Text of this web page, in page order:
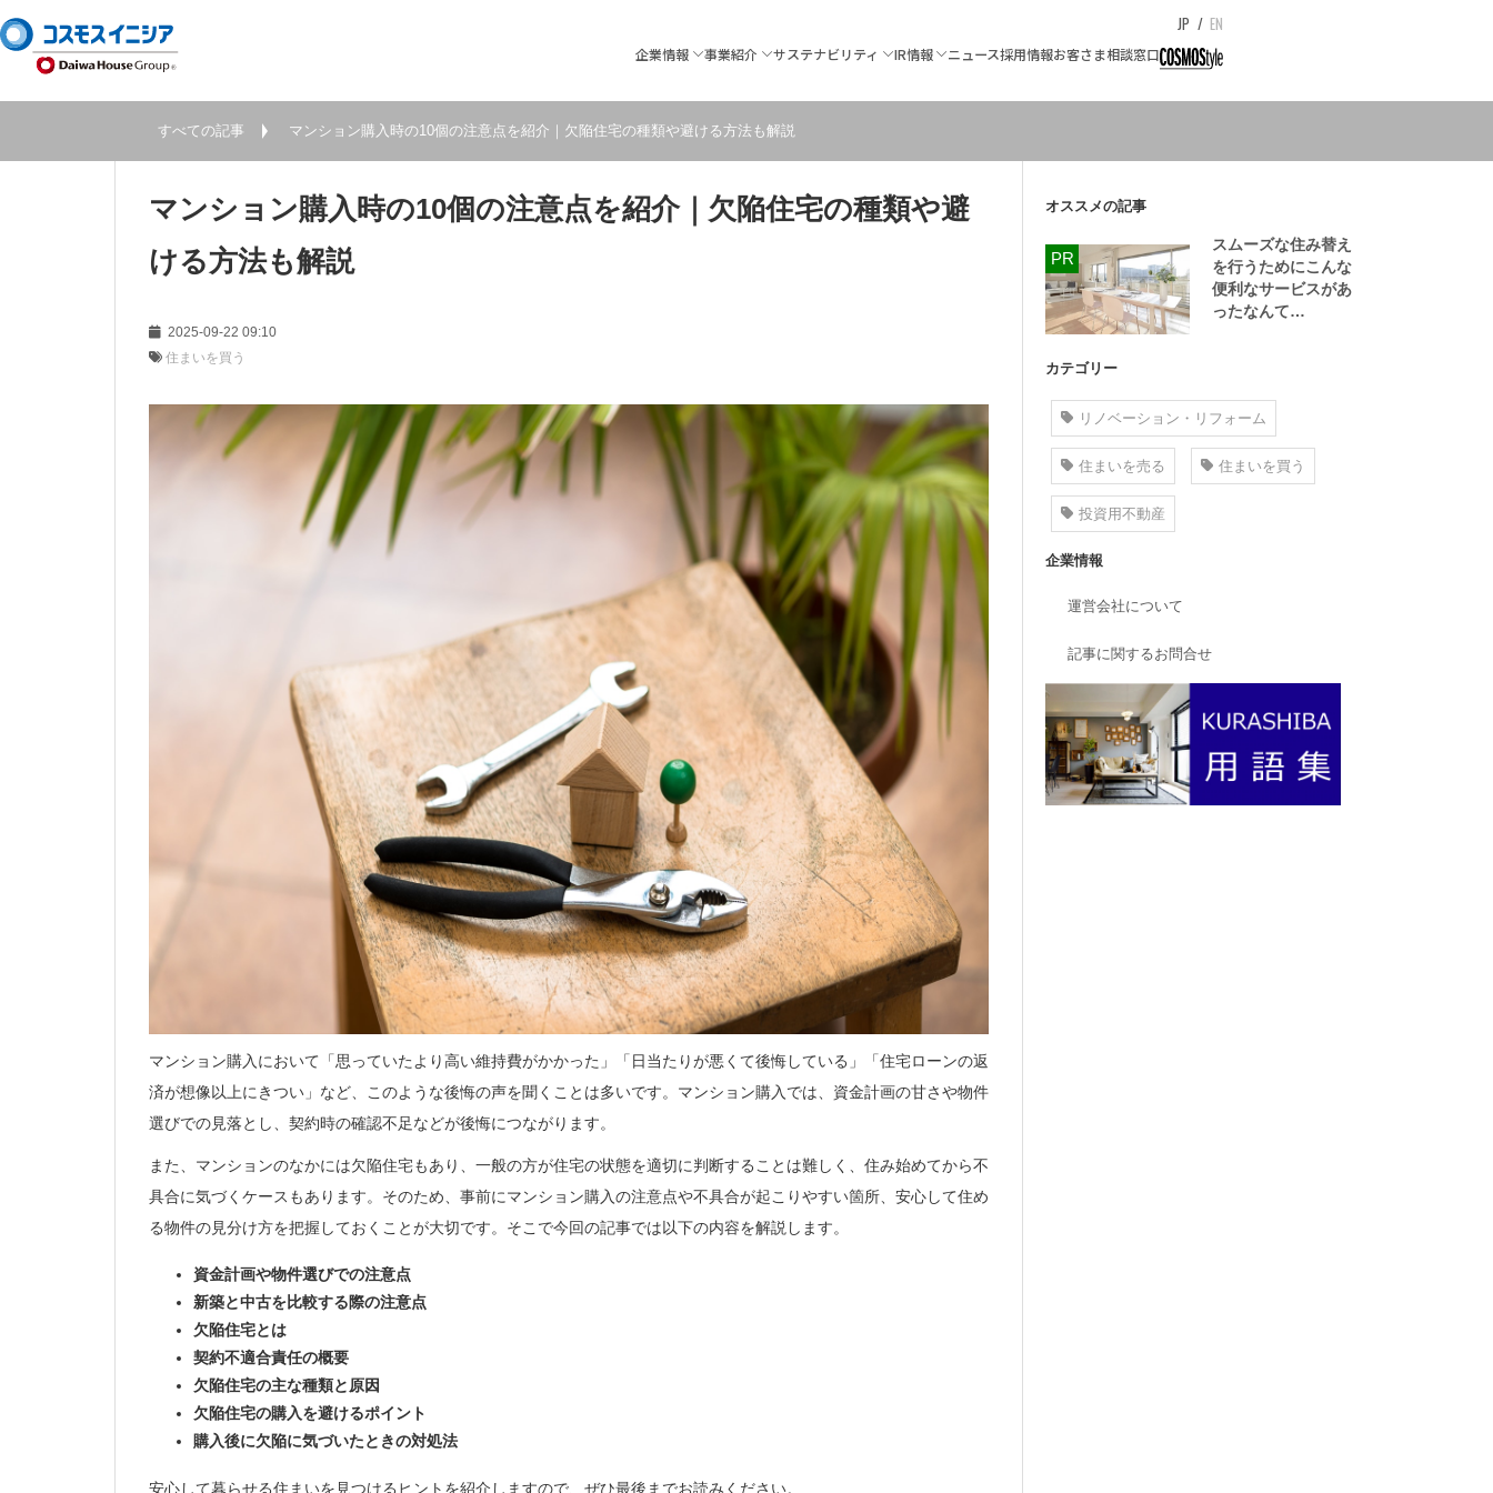
企業情報 事業紹介 サステナビリティ IR情報 ニュース採用情報お客さま相談窓口
JP / EN
すべての記事 マンション購入時の10個の注意点を紹介｜欠陥住宅の種類や避ける方法も解説
マンション購入時の10個の注意点を紹介｜欠陥住宅の種類や避
ける方法も解説
2025-09-22 09:10
住まいを買う
マンション購入において「思っていたより高い維持費がかかった」「日当たりが悪くて後悔している」「住宅ローンの返
済が想像以上にきつい」など、このような後悔の声を聞くことは多いです。マンション購入では、資金計画の甘さや物件
選びでの見落とし、契約時の確認不足などが後悔につながります。
また、マンションのなかには欠陥住宅もあり、一般の方が住宅の状態を適切に判断することは難しく、住み始めてから不
具合に気づくケースもあります。そのため、事前にマンション購入の注意点や不具合が起こりやすい箇所、安心して住め
る物件の見分け方を把握しておくことが大切です。そこで今回の記事では以下の内容を解説します。
資金計画や物件選びでの注意点
新築と中古を比較する際の注意点
欠陥住宅とは
契約不適合責任の概要
欠陥住宅の主な種類と原因
欠陥住宅の購入を避けるポイント
購入後に欠陥に気づいたときの対処法
安心して暮らせる住まいを見つけるヒントを紹介しますので、ぜひ最後までお読みください。
オススメの記事
スムーズな住み替え
を行うためにこんな
便利なサービスがあ
ったなんて…
カテゴリー
リノベーション・リフォーム
住まいを売る 住まいを買う
投資用不動産
企業情報
運営会社について
記事に関するお問合せ